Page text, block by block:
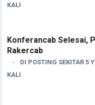
KALI
Konferancab Selesai,
Rakercab
DI POSTING SEKITAR 5
KALI